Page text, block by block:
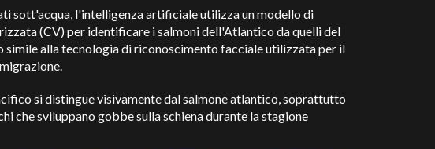
sott'acqua, l'intelligenza artificiale utilizza un modello di
(CV) per identificare i salmoni dell'Atlantico da quelli del
simile alla tecnologia di riconoscimento facciale utilizzata per il
si distingue visivamente dal salmone atlantico, soprattutto
che sviluppano gobbe sulla schiena durante la stagione